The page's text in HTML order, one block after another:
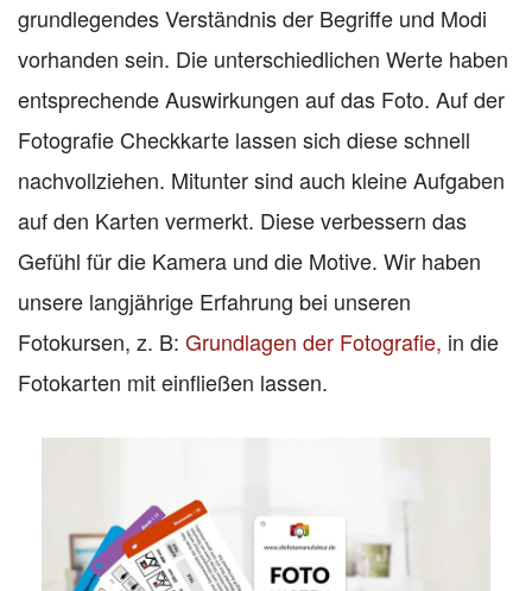
grundlegendes Verständnis der Begriffe und Modi
vorhanden sein. Die unterschiedlichen Werte haben
entsprechende Auswirkungen auf das Foto. Auf der
Fotografie Checkkarte lassen sich diese schnell
nachvollziehen. Mitunter sind auch kleine Aufgaben
auf den Karten vermerkt. Diese verbessern das
Gefühl für die Kamera und die Motive. Wir haben
unsere langjährige Erfahrung bei unseren
Fotokursen, z. B: Grundlagen der Fotografie, in die
Fotokarten mit einfließen lassen.